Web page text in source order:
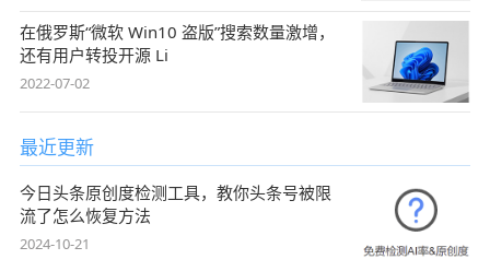
在俄罗斯“微软 Win10 盗版”搜索数量激增，
还有用户转投开源 Li
2022-07-02
最近更新
今日头条原创度检测工具，教你头条号被限
流了怎么恢复方法
2024-10-21